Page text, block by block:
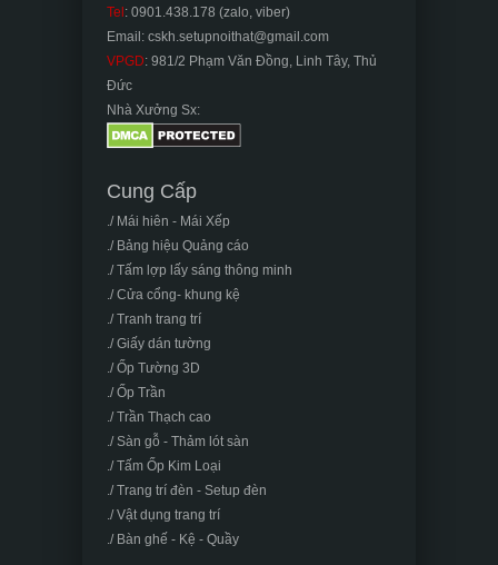
Tel : 0901.438.178 (zalo, viber)
Email: cskh.setupnoithat@gmail.com
VPGD: 981/2 Phạm Văn Đồng, Linh Tây, Thủ
Đức
Nhà Xưởng Sx:
Cung Cấp
./ Mái hiên - Mái Xếp
./ Bảng hiệu Quảng cáo
./ Tấm lợp lấy sáng thông minh
./ Cửa cổng- khung kệ
./ Tranh trang trí
./ Giấy dán tường
./ Ốp Tường 3D
./ Ốp Trần
./ Trần Thạch cao
./ Sàn gỗ - Thảm lót sàn
./ Tấm Ốp Kim Loại
./ Trang trí đèn - Setup đèn
./ Vật dụng trang trí
./ Bàn ghế - Kệ - Quầy